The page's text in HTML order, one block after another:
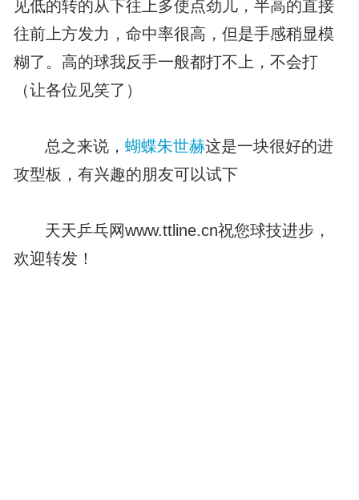
见低的转的从下往上多使点劲儿，半高的直接
往前上方发力，命中率很高，但是手感稍显模
糊了。高的球我反手一般都打不上，不会打
（让各位见笑了）
总之来说，蝴蝶朱世赫这是一块很好的进
攻型板，有兴趣的朋友可以试下
天天乒乓网www.ttline.cn祝您球技进步，
欢迎转发！